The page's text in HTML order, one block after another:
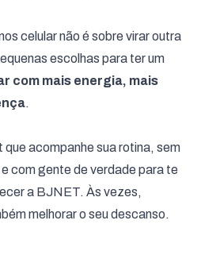
celular não é sobre virar outra
escolhas para ter um
com mais energia, mais
.
que acompanhe sua rotina, sem
com gente de verdade para te
a BJNET. Às vezes,
melhorar o seu descanso.